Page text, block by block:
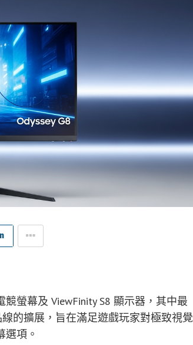
螢幕及 ViewFinity S8 顯示器，其中最
的擴展，旨在滿足遊戲玩家對極致視覺
項。